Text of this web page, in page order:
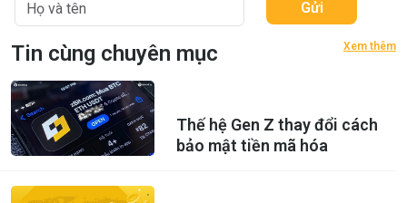
Gửi
Tin cùng chuyên mục Xem thêm
Thế hệ Gen Z thay đổi cách
bảo mật tiền mã hóa